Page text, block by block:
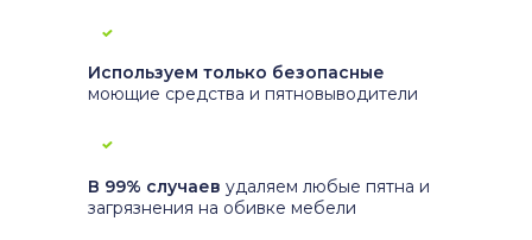
Используем только безопасные
моющие средства и пятновыводители
В 99% случаев удаляем любые пятна и
загрязнения на обивке мебели